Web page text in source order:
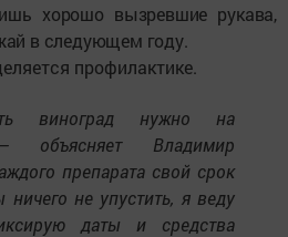
хорошо вызревшие рукава,
в следующем году.
профилактике.
виноград нужно на
объясняет Владимир
препарата свой срок
не упустить, я веду
даты и средства